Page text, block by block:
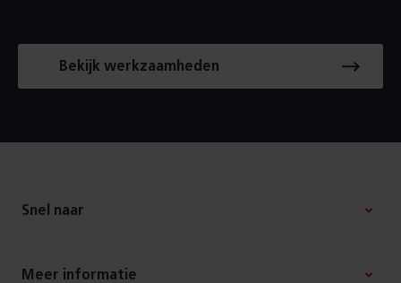
Bekijk werkzaamheden
Snel naar
Meer informatie